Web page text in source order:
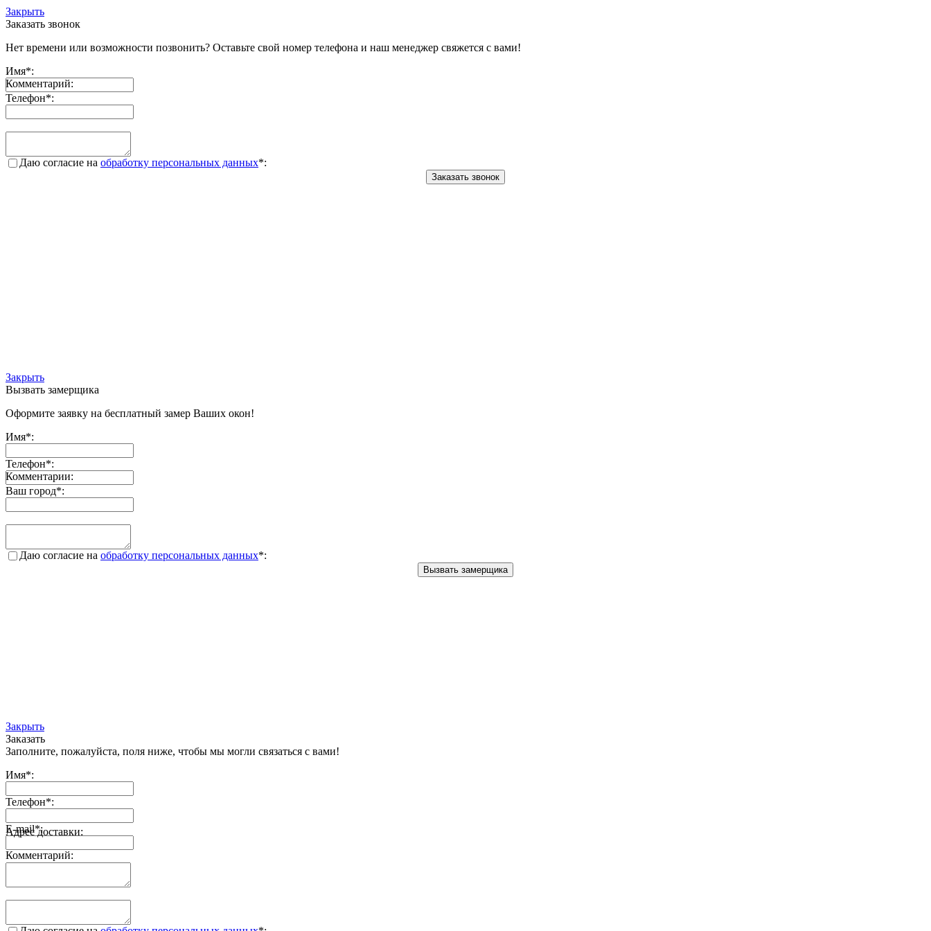
Закрыть
Заказать звонок
Нет времени или возможности позвонить? Оставьте свой номер телефона и наш менеджер свяжется с вами!
Имя*:
Телефон*:
Комментарий:
Даю согласие на обработку персональных данных*:
Заказать звонок
Закрыть
Вызвать замерщика
Оформите заявку на бесплатный замер Ваших окон!
Имя*:
Телефон*:
Ваш город*:
Комментарии:
Даю согласие на обработку персональных данных*:
Вызвать замерщика
Закрыть
Заказать
Заполните, пожалуйста, поля ниже, чтобы мы могли связаться с вами!
Имя*:
Телефон*:
E-mail*:
Адрес доставки:
Комментарий: